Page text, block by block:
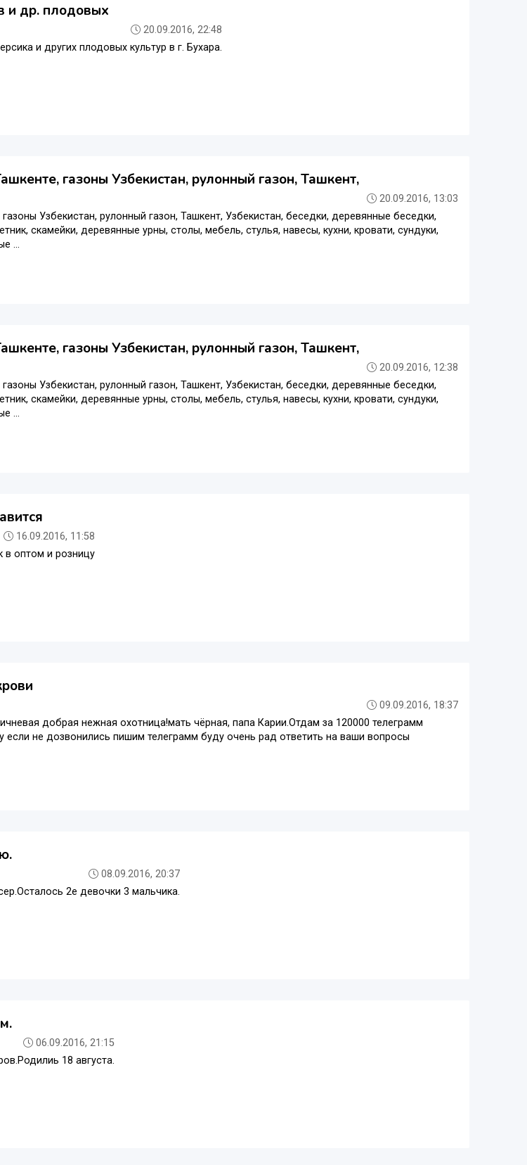
и др. плодовых
20.09.2016, 22:48
и других плодовых культур в г. Бухара.
газоны Узбекистан, рулонный газон, Ташкент,
20.09.2016, 13:03
газоны Узбекистан, рулонный газон, Ташкент, Узбекистан, беседки, деревянные беседки,
скамейки, деревянные урны, столы, мебель, стулья, навесы, кухни, кровати, сундуки,
...
газоны Узбекистан, рулонный газон, Ташкент,
20.09.2016, 12:38
газоны Узбекистан, рулонный газон, Ташкент, Узбекистан, беседки, деревянные беседки,
скамейки, деревянные урны, столы, мебель, стулья, навесы, кухни, кровати, сундуки,
...
16.09.2016, 11:58
в оптом и розницу
09.09.2016, 18:37
добрая нежная охотница!мать чёрная, папа Карии.Отдам за 120000 телеграмм
не дозвонились пишим телеграмм буду очень рад ответить на ваши вопросы
08.09.2016, 20:37
2е девочки 3 мальчика.
06.09.2016, 21:15
18 августа.